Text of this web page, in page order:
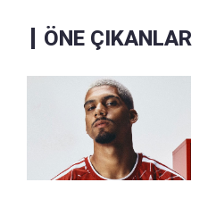
ÖNE ÇIKANLAR